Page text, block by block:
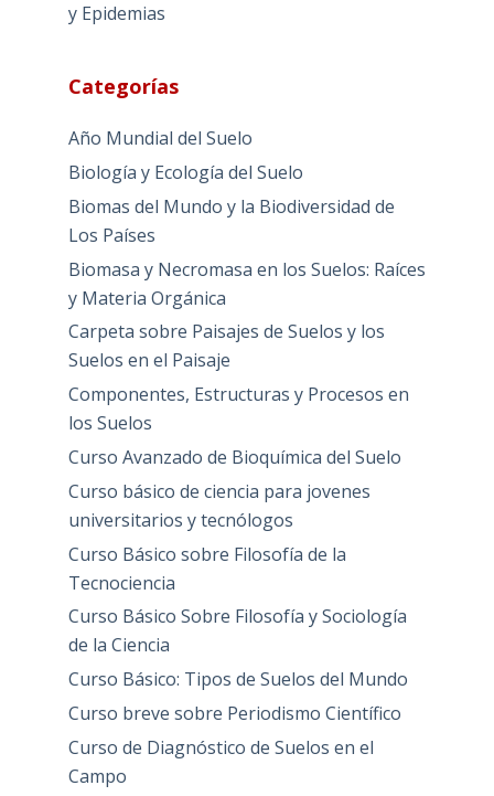
y Epidemias
Categorías
Año Mundial del Suelo
Biología y Ecología del Suelo
Biomas del Mundo y la Biodiversidad de
Los Países
Biomasa y Necromasa en los Suelos: Raíces
y Materia Orgánica
Carpeta sobre Paisajes de Suelos y los
Suelos en el Paisaje
Componentes, Estructuras y Procesos en
los Suelos
Curso Avanzado de Bioquímica del Suelo
Curso básico de ciencia para jovenes
universitarios y tecnólogos
Curso Básico sobre Filosofía de la
Tecnociencia
Curso Básico Sobre Filosofía y Sociología
de la Ciencia
Curso Básico: Tipos de Suelos del Mundo
Curso breve sobre Periodismo Científico
Curso de Diagnóstico de Suelos en el
Campo